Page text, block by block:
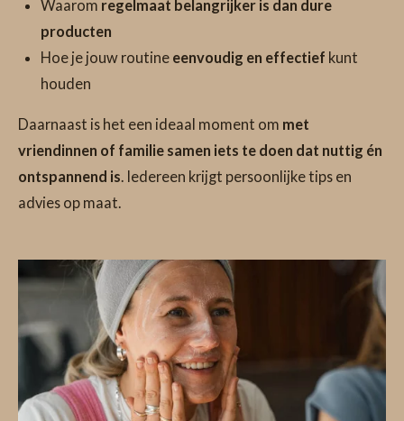
Waarom regelmaat belangrijker is dan dure
producten
Hoe je jouw routine eenvoudig en effectief kunt
houden
Daarnaast is het een ideaal moment om met
vriendinnen of familie samen iets te doen dat nuttig én
ontspannend is. Iedereen krijgt persoonlijke tips en
advies op maat.